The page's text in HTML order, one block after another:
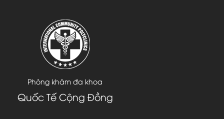
Phòng khám đa khoa
Quốc Tế Cộng Đồng